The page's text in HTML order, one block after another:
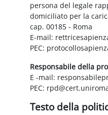
persona del legale
domiciliato per la
cap. 00185 - Roma
E-mail:
PEC:
Responsabile della
E -mail:
PEC:
Testo della